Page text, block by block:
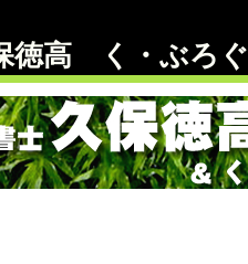
徳高 く・ぶろ